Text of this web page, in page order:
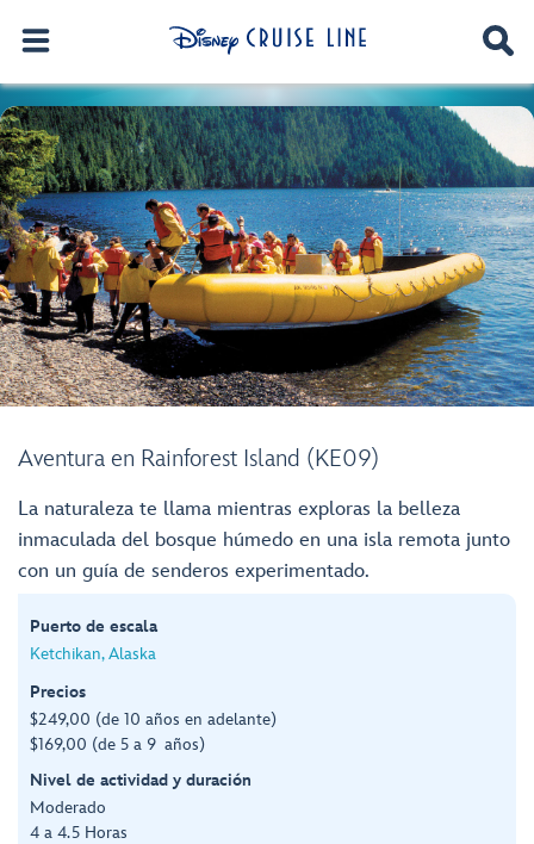
Aventura en Rainforest Island (KE09)
La naturaleza te llama mientras exploras la belleza
inmaculada del bosque húmedo en una isla remota junto
con un guía de senderos experimentado.
Puerto de escala
Ketchikan, Alaska
Precios
$249,00 (de 10 años en adelante)
$169,00 (de 5 a 9 años)
Nivel de actividad y duración
Moderado
4 a 4.5 Horas